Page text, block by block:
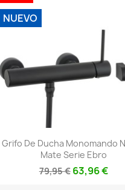
Vista rápida
Grifo De Ducha Monomando
Mate Serie Ebro
79,95 € 63,96 €
NUEVO